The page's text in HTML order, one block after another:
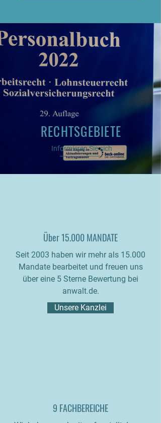
RECHTSGEBIETE
Informieren Sie sich
Über 15.000 MANDATE
Seit 2003 haben wir mehr als 15.000
Mandate bearbeitet und freuen uns
über eine 5 Sterne Bewertung bei
anwalt.de.
Unsere Kanzlei
9 FACHBEREICHE